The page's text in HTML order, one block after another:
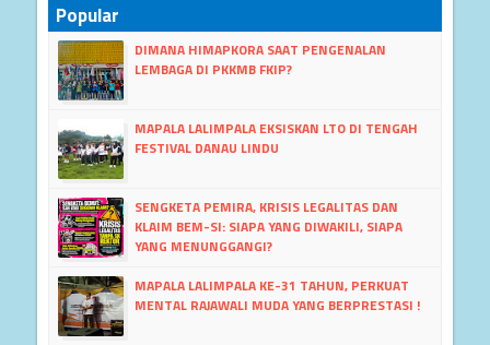
Popular
DIMANA HIMAPKORA SAAT PENGENALAN
LEMBAGA DI PKKMB FKIP?
MAPALA LALIMPALA EKSISKAN LTO DI TENGAH
FESTIVAL DANAU LINDU
SENGKETA PEMIRA, KRISIS LEGALITAS DAN
KLAIM BEM-SI: SIAPA YANG DIWAKILI, SIAPA
YANG MENUNGGANGI?
MAPALA LALIMPALA KE-31 TAHUN, PERKUAT
MENTAL RAJAWALI MUDA YANG BERPRESTASI !